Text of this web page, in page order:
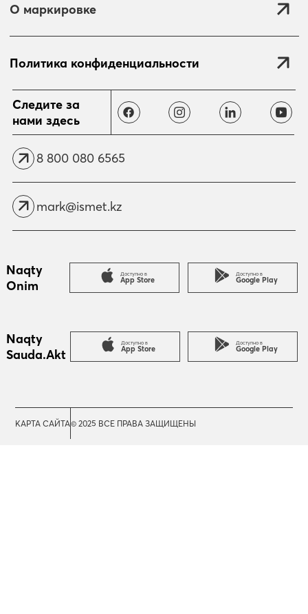
О маркировке
Политика конфиденциальности
Naqty
Onim
Доступно в
App Store
Доступно в
Google Play
Naqty
Sauda.Akt
Доступно в
App Store
Доступно в
Google Play
Следите за
нами здесь
8 800 080 6565
mark@ismet.kz
КАРТА САЙТА© 2025 ВСЕ ПРАВА ЗАЩИЩЕНЫ